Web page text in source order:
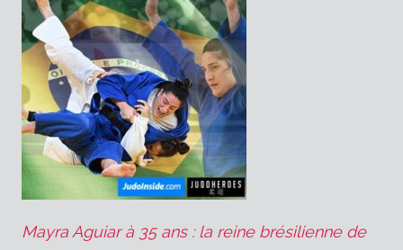
Mayra Aguiar à 35 ans : la reine brésilienne de